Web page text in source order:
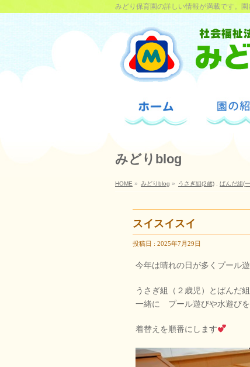
みどり保育園の詳しい情報が満載です。
みどりblog
HOME » みどりblog » うさぎ組(2歳) ぱんだ組(
スイスイスイ
投稿日 : 2025年7月29日
今年は晴れの日が多くプール
うさぎ組（２歳児）とぱんだ
一緒に プール遊びや水遊びを
着替えを順番にします